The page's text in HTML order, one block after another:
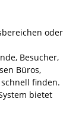
oder
Besucher,
Büros,
finden.
bietet